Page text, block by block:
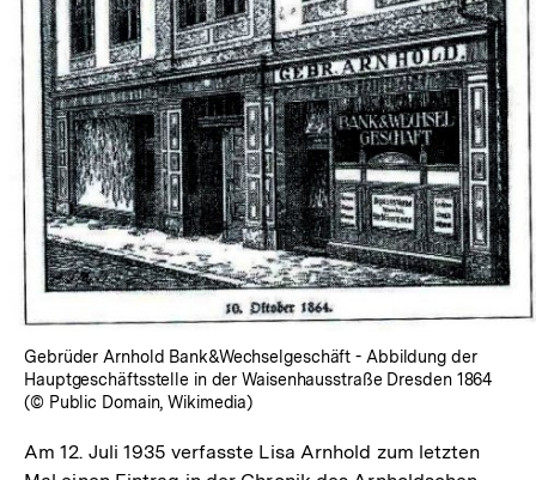
Gebrüder Arnhold Bank&Wechselgeschäft - Abbildung der
Hauptgeschäftsstelle in der Waisenhausstraße Dresden 1864
(© Public Domain, Wikimedia)
Am 12. Juli 1935 verfasste Lisa Arnhold zum letzten